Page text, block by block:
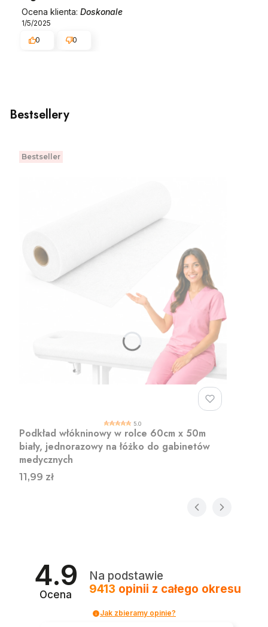
Ocena klienta: Doskonale
1/5/2025
0
0
Bestsellery
Bestseller
5.0
Podkład włókninowy w rolce 60cm x 50m
biały, jednorazowy na łóżko do gabinetów
medycznych
Cena
11,99 zł
4.9
Ocena
Na podstawie
9413 opinii z całego okresu
Jak zbieramy opinie?